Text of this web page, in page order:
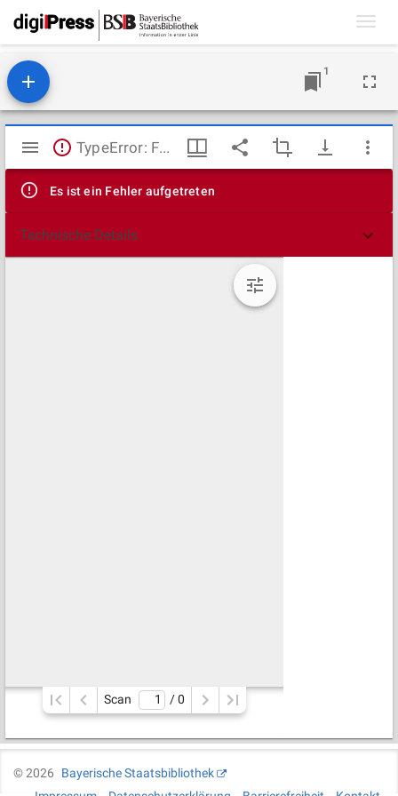
1
Mirador
Viewer
TypeError: Failed to fetch
Es ist ein Fehler aufgetreten
Technische Details
Scan / 0
©2026
Bayerische Staatsbibliothek